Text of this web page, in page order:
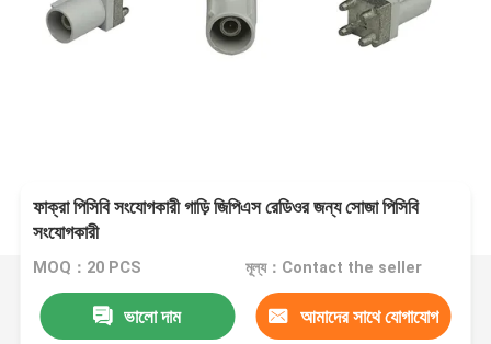
ফাক্রা পিসিবি সংযোগকারী গাড়ি জিপিএস রেডিওর জন্য সোজা পিসিবি
সংযোগকারী
MOQ：20 PCS মূল্য：Contact the seller
ভালো দাম আমাদের সাথে যোগাযোগ